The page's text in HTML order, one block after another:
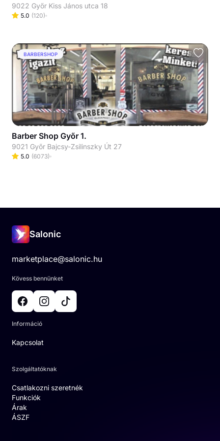
9022 Győr Kiss János utca 18
5.0 (120)
BARBERSHOP
Barber Shop Győr 1.
9021 Győr Bajcsy-Zsilinszky Út 27
5.0 (6073)
Salonic
marketplace@salonic.hu
Kövess bennünket
Információ
Kapcsolat
Szolgáltatóknak
Csatlakozni szeretnék
Funkciók
Árak
ÁSZF